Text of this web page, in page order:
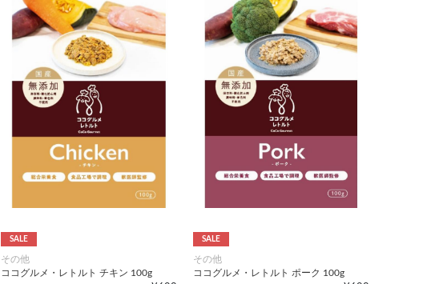
SALE
その他
ココグルメ・レトルト チキン 100g
SALE
その他
ココグルメ・レトルト ポーク 100g